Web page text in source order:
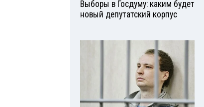
Выборы в Госдуму: каким будет
новый депутатский корпус